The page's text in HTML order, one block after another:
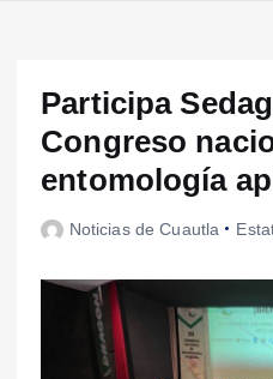
Participa
Congreso
entomología
Noticias de Cuautla